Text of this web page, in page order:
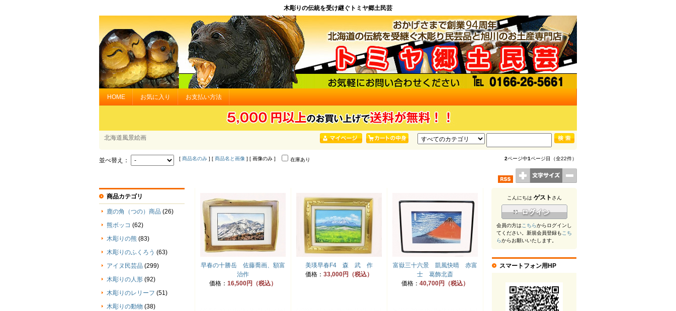
木彫りの伝統を受け継ぐトミヤ郷土民芸
HOME お気に入り お支払い方法
北海道風景絵画
並べ替え： [ 商品名のみ ] [ 商品名と画像 ] [ 画像のみ ] 在庫あり 2ページ中1ページ目（全22件）
早春の十勝岳 佐藤喬画、額富
治作
価格： 16,500円（税込）
美瑛早春F4 森 武 作
価格： 33,000円（税込）
富嶽三十六景 凱風快晴 赤富
士 葛飾北斎
価格： 40,700円（税込）
商品カテゴリ
鹿の角（つの）商品 (26)
熊ボッコ (62)
木彫りの熊 (83)
木彫りのふくろう (63)
アイヌ民芸品 (299)
木彫りの人形 (92)
木彫りのレリーフ (51)
木彫りの動物 (38)
こんにちは ゲスト さん
会員の方はこちらからログインし
てください。新規会員登録もこち
らからお願いいたします。
スマートフォン用HP